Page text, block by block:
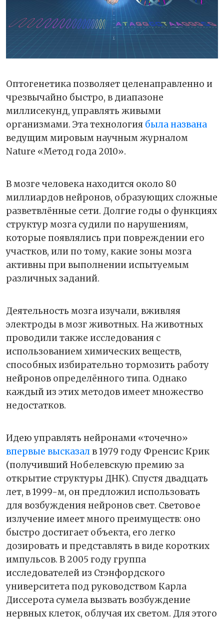
Оптогенетика позволяет целенаправленно и
чрезвычайно быстро, в диапазоне
миллисекунд, управлять живыми
организмами. Эта технология была названа
ведущим мировым научным журналом
Nature «Метод года 2010».
В мозге человека находится около 80
миллиардов нейронов, образующих сложные
разветвлённые сети. Долгие годы о функциях
структур мозга судили по нарушениям,
которые появлялись при повреждении его
участков, или по тому, какие зоны мозга
активны при выполнении испытуемым
различных заданий.
Деятельность мозга изучали, вживляя
электроды в мозг животных. На животных
проводили также исследования с
использованием химических веществ,
способных избирательно тормозить работу
нейронов определённого типа. Однако
каждый из этих методов имеет множество
недостатков.
Идею управлять нейронами «точечно»
впервые высказалв 1979 году Френсис Крик
(получивший Нобелевскую премию за
открытие структуры ДНК). Спустя двадцать
лет, в 1999-м, он предложил использовать
для возбуждения нейронов свет. Световое
излучение имеет много преимуществ: оно
быстро достигает объекта, его легко
дозировать и представлять в виде коротких
импульсов. В 2005 году группа
исследователей из Стэнфордского
университета под руководством Карла
Диссерота сумела вызвать возбуждение
нервных клеток, облучая их светом. Для этого